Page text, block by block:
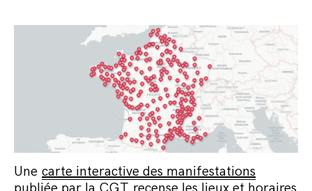
Une carte interactive des manifestations